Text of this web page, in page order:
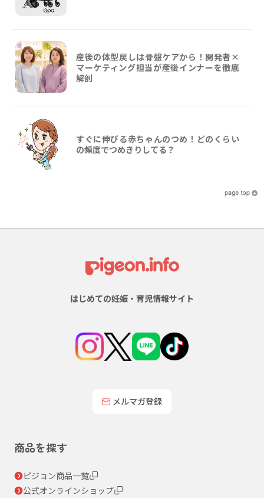
産後の体型戻しは骨盤ケアから！開発者×
マーケティング担当が産後インナーを徹底
解剖
すぐに伸びる赤ちゃんのつめ！どのくらい
の頻度でつめきりしてる？
はじめての妊娠・育児情報サイト
メルマガ登録
商品を探す
ピジョン商品一覧
公式オンラインショップ